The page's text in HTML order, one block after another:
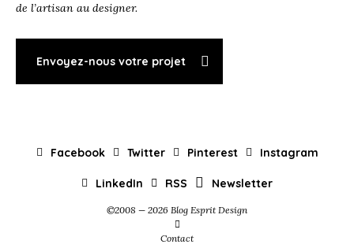
de l’artisan au designer.
Envoyez-nous votre projet
Facebook Twitter Pinterest Instagram
LinkedIn RSS Newsletter
©2008 — 2026 Blog Esprit Design
Contact